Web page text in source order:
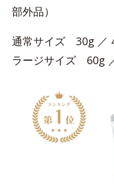
部外品）
通常サイズ 30g ／
ラージサイズ 60g